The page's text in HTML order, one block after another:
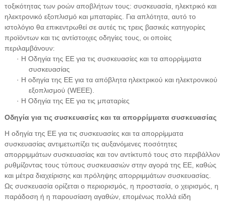
τοξικότητας των ροών αποβλήτων τους: συσκευασία, ηλεκτρικό και
ηλεκτρονικό εξοπλισμό και μπαταρίες. Για απλότητα, αυτό το
ιστολόγιο θα επικεντρωθεί σε αυτές τις τρεις βασικές κατηγορίες
προϊόντων και τις αντίστοιχες οδηγίες τους, οι οποίες
περιλαμβάνουν:
· Η Οδηγία της ΕΕ για τις συσκευασίες και τα απορρίμματα
συσκευασίας
· Η οδηγία της ΕΕ για τα απόβλητα ηλεκτρικού και ηλεκτρονικού
εξοπλισμού (WEEE).
· Η Οδηγία της ΕΕ για τις μπαταρίες
Οδηγία για τις συσκευασίες και τα απορρίμματα συσκευασίας
Η οδηγία της ΕΕ για τις συσκευασίες και τα απορρίμματα
συσκευασίας αντιμετωπίζει τις αυξανόμενες ποσότητες
απορριμμάτων συσκευασίας και τον αντίκτυπό τους στο περιβάλλον
ρυθμίζοντας τους τύπους συσκευασιών στην αγορά της ΕΕ, καθώς
και μέτρα διαχείρισης και πρόληψης απορριμμάτων συσκευασίας.
Ως συσκευασία ορίζεται ο περιορισμός, η προστασία, ο χειρισμός, η
παράδοση ή η παρουσίαση αγαθών, επομένως πολλά είδη